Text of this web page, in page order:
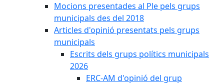
Mocions presentades al Ple pels grups
municipals des del 2018
Articles d'opinió presentats pels grups
municipals
Escrits dels grups polítics municipals
2026
ERC-AM d'opinió del grup